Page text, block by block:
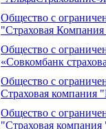
Общество с
"Страховая
Общество с
«Совкомбанк
Общество с
Страховая компания
Общество с
"Страховая